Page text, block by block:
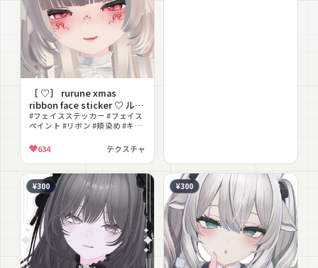
［ ♡］ rurune xmas
ribbon face sticker ♡ ルル
ネ クリスマス リボン フェ
イスステッカー
#フェイスステッカー #フェイス
ペイント #リボン #頬染め #キラ
ャ #ガーリー #ゆめかわいい
634 テクスチャ
¥300 ¥300